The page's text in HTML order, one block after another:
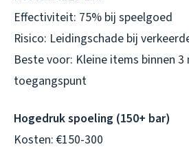
Effectiviteit: 75% bij speelgoed
Risico: Leidingschade bij
Beste voor: Kleine items binnen 3
toegangspunt
Hogedruk spoeling (150+ bar)
Kosten: €150-300